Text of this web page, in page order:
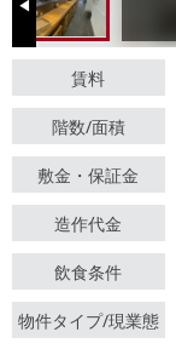
Previous
賃料
階数/面積
敷金・保証金
造作代金
飲食条件
物件タイプ/現業態